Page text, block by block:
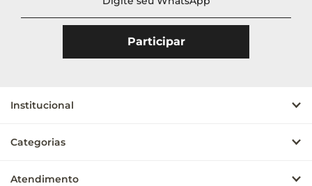
Institucional
Categorias
Atendimento